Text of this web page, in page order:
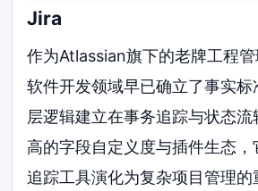
Jira
作为Atlassian旗下的老牌工程
软件开发领域早已确立了事实
层逻辑建立在事务追踪与状态
高的字段自定义度与插件生态
追踪工具演化为复杂项目管理